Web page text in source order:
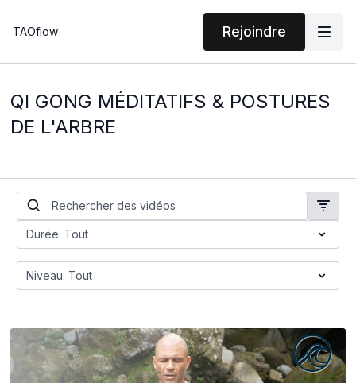
TAOflow Rejoindre
QI GONG MÉDITATIFS & POSTURES
DE L'ARBRE